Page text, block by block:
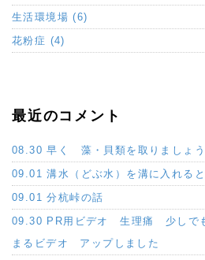
生活環境場 (6)
花粉症 (4)
最近のコメント
08.30 早く 藻・貝類を取りましょう
09.01 溝水（どぶ水）を溝に入れる
09.01 分杭峠の話
09.30 PR用ビデオ 生理痛 少しで
まるビデオ アップしました